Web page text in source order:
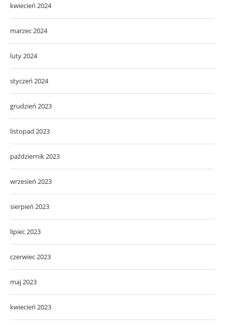
kwiecień 2024
marzec 2024
luty 2024
styczeń 2024
grudzień 2023
listopad 2023
październik 2023
wrzesień 2023
sierpień 2023
lipiec 2023
czerwiec 2023
maj 2023
kwiecień 2023